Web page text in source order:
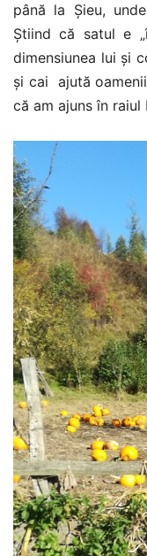
până la Șieu,
Știind că satul e
dimensiunea lui și
și cai ajută
că am ajuns în raiul